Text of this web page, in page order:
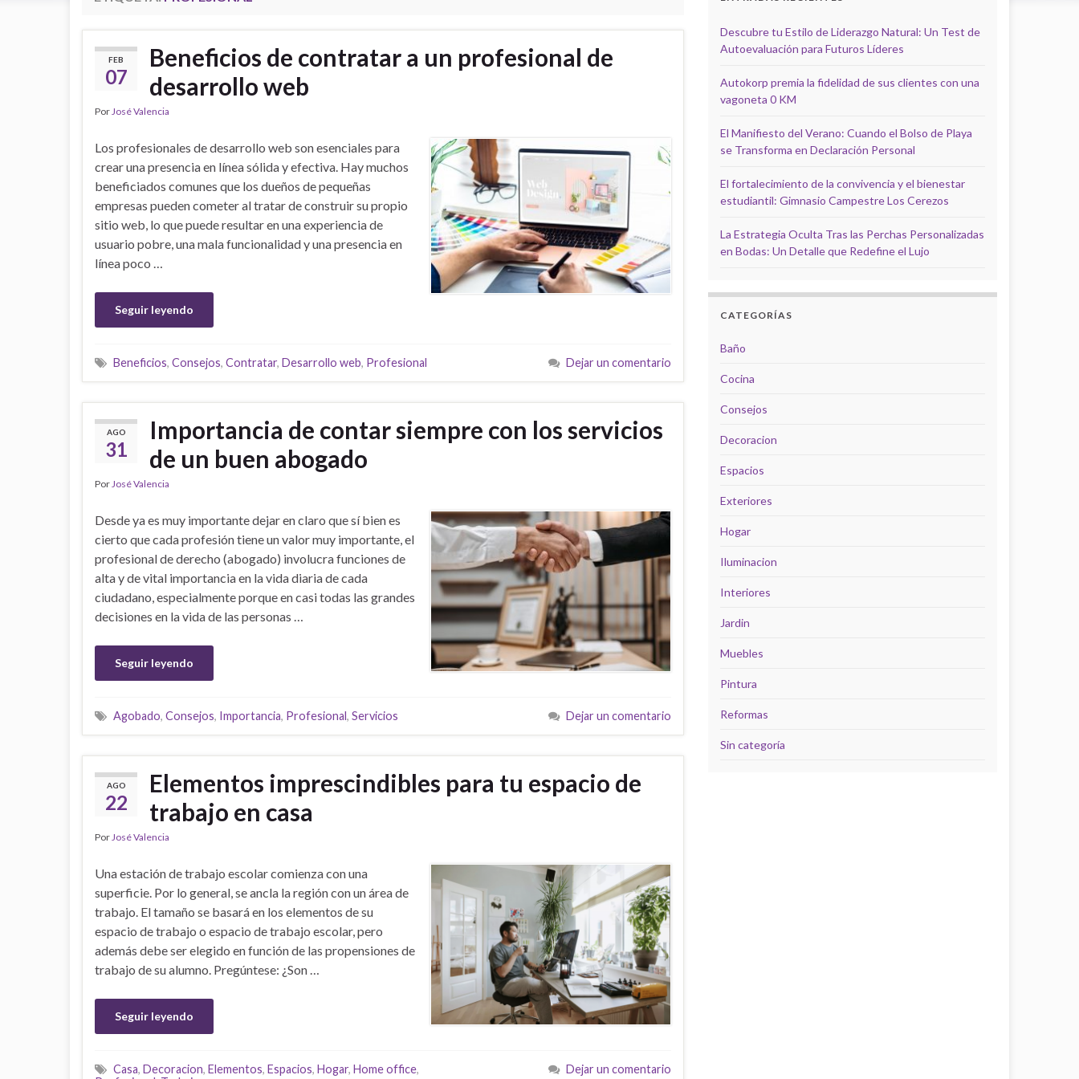
FEB
07
Beneficios de contratar a un profesional de
desarrollo web
PorJosé Valencia
Los profesionales de desarrollo web son esenciales para
crear una presencia en línea sólida y efectiva. Hay muchos
beneficiados comunes que los dueños de pequeñas
empresas pueden cometer al tratar de construir su propio
sitio web, lo que puede resultar en una experiencia de
usuario pobre, una mala funcionalidad y una presencia en
línea poco …
Seguir leyendo
Beneficios, Consejos, Contratar, Desarrollo web, Profesional Dejar un comentario
AGO
31
Importancia de contar siempre con los servicios
de un buen abogado
PorJosé Valencia
Desde ya es muy importante dejar en claro que sí bien es
cierto que cada profesión tiene un valor muy importante, el
profesional de derecho (abogado) involucra funciones de
alta y de vital importancia en la vida diaria de cada
ciudadano, especialmente porque en casi todas las grandes
decisiones en la vida de las personas …
Seguir leyendo
Agobado, Consejos, Importancia, Profesional, Servicios Dejar un comentario
AGO
22
Elementos imprescindibles para tu espacio de
trabajo en casa
PorJosé Valencia
Una estación de trabajo escolar comienza con una
superficie. Por lo general, se ancla la región con un área de
trabajo. El tamaño se basará en los elementos de su
espacio de trabajo o espacio de trabajo escolar, pero
además debe ser elegido en función de las propensiones de
trabajo de su alumno. Pregúntese: ¿Son …
Seguir leyendo
Casa, Decoracion, Elementos, Espacios, Hogar, Home office,
Dejar un comentario
Descubre tu Estilo de Liderazgo Natural: Un Test de
Autoevaluación para Futuros Líderes
Autokorp premia la fidelidad de sus clientes con una
vagoneta 0 KM
El Manifiesto del Verano: Cuando el Bolso de Playa
se Transforma en Declaración Personal
El fortalecimiento de la convivencia y el bienestar
estudiantil: Gimnasio Campestre Los Cerezos
La Estrategia Oculta Tras las Perchas Personalizadas
en Bodas: Un Detalle que Redefine el Lujo
CATEGORÍAS
Baño
Cocina
Consejos
Decoracion
Espacios
Exteriores
Hogar
Iluminacion
Interiores
Jardin
Muebles
Pintura
Reformas
Sin categoría